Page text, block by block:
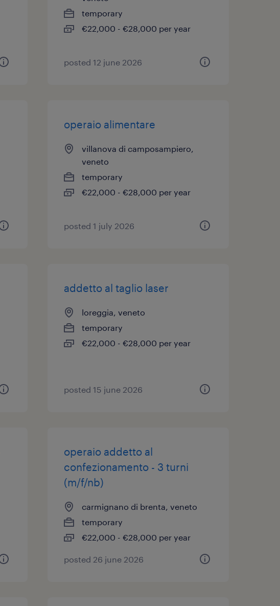
temporary
€22,000 - €28,000 per year
posted 12 june 2026
operaio alimentare
villanova di camposampiero,
veneto
temporary
€22,000 - €28,000 per year
posted 1 july 2026
addetto al taglio laser
loreggia, veneto
temporary
€22,000 - €28,000 per year
posted 15 june 2026
operaio addetto al
confezionamento - 3 turni
(m/f/nb)
carmignano di brenta, veneto
temporary
€22,000 - €28,000 per year
posted 26 june 2026